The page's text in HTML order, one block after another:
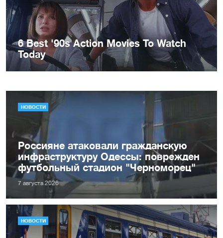
НОВОСТИ
Россияне атаковали гражданскую
инфраструктуру Одессы: поврежден
футбольный стадион "Черноморец"
7 августа 2026
НОВОСТИ